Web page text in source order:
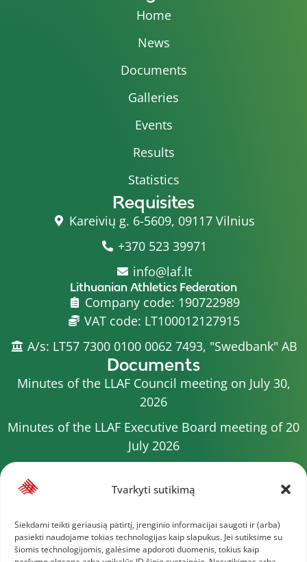
Tvarkyti sutikimą
Siekdami teikti geriausią patirtį, įrenginio informacijai saugoti ir (arba)
pasiekti naudojame tokias technologijas kaip slapukus. Jei sutiksime su
šiomis technologijomis, galėsime apdoroti duomenis, tokius kaip
Home
News
Documents
Galleries
Events
Results
Statistics
Requisites
Kareivių g. 6-5609, 09117 Vilnius
+370 523 39971
info@laf.lt
Lithuanian Athletics Federation
Company code: 190722989
VAT code: LT100012127915
A/s: LT57 7300 0100 0062 7493, "Swedbank" AB
Documents
Minutes of the LLAF Council meeting on July 30,
2026
Minutes of the LLAF Executive Board meeting of 20
July 2026
2026
Minutes of the LLAF Council meeting of 4 July 2026